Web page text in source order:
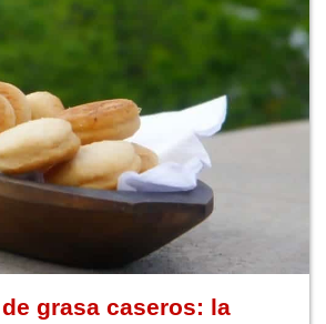
grasa caseros: la